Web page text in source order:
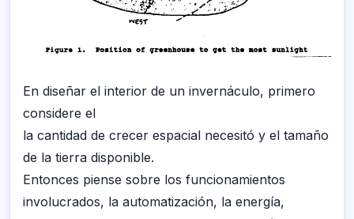
En diseñar el interior de un invernáculo, primero
considere el
la cantidad de crecer espacial necesitó y el tamaño
de la tierra disponible.
Entonces piense sobre los funcionamientos
involucrados, la automatización, la energía,